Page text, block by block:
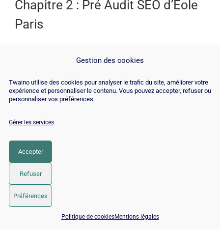
Gestion des cookies
Twaino utilise des cookies pour analyser le trafic du site, améliorer votre
expérience et personnaliser le contenu. Vous pouvez accepter, refuser ou
personnaliser vos préférences.
Gérer les services
Accepter
Refuser
Préférences
Politique de cookiesMentions légales
Chapitre 2 : Pré Audit SEO d’Eole
Paris
Pour ne pas prendre des décisions à l’aveuglette et
rester cohérent dans sa stratégie de branding, il est
important de faire un « état des lieux ». En SEO cela
commence par un pré audit qui représente en
quelque sorte un diagnostic sommaire de l’état du
📅 Réserver 15 min avec un expert SEO / GEO